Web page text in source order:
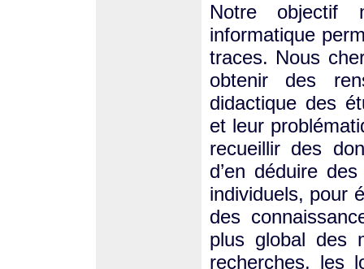
Notre objectif
informatique
traces. Nous
obtenir des
didactique des
et leur
recueillir des
d’en déduire
individuels, pour
des
plus global des
recherches, les